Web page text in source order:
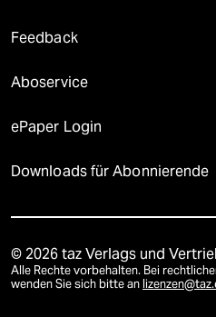
Feedback
Aboservice
ePaper Login
Downloads für Abonnierende
© 2026 taz Verlags und
Alle Rechte vorbehalten. Bei
wenden Sie sich bitte an